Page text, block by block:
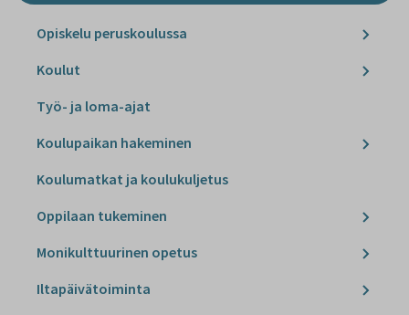
Opiskelu peruskoulussa
Koulut
Työ- ja loma-ajat
Koulupaikan hakeminen
Koulumatkat ja koulukuljetus
Oppilaan tukeminen
Monikulttuurinen opetus
Iltapäivätoiminta